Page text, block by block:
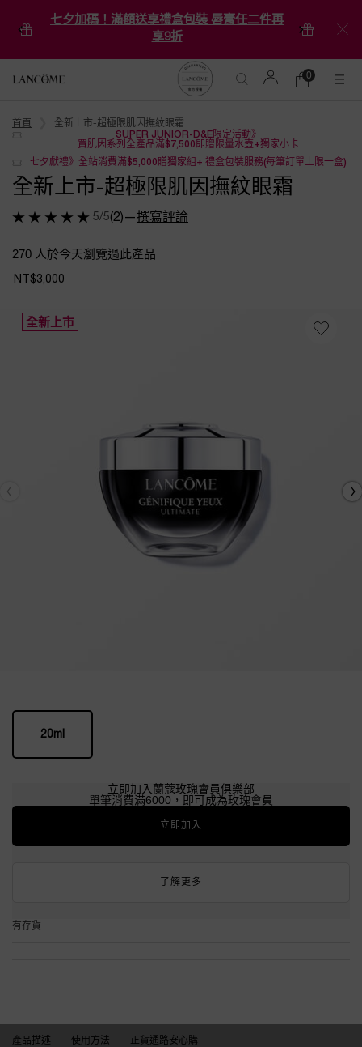
買任一彩妝送美妝蛋 任二加贈林三益刷具正
貨
購
0
0 product in
首頁
全新上市-超極限肌因撫紋眼霜
SUPER JUNIOR-D&E限定活動》
買肌因系列全產品滿$7,500即贈限量水壺+獨家小卡
七夕獻禮》全站消費滿$5,000贈獨家組+ 禮盒包裝服務(每筆訂單上限一盒)
全新上市-超極限肌因撫紋眼霜
5/5(2) —撰寫評論
270 人於今天瀏覽過此產品
NT$3,000
全新上市
Selected
20ml
, 1 of 1
立即加入蘭蔻玫瑰會員俱樂部
單筆消費滿6000，即可成為玫瑰會員
立即加入
了解更多
有存貨
產品描述 使用方法 正貨通路安心購